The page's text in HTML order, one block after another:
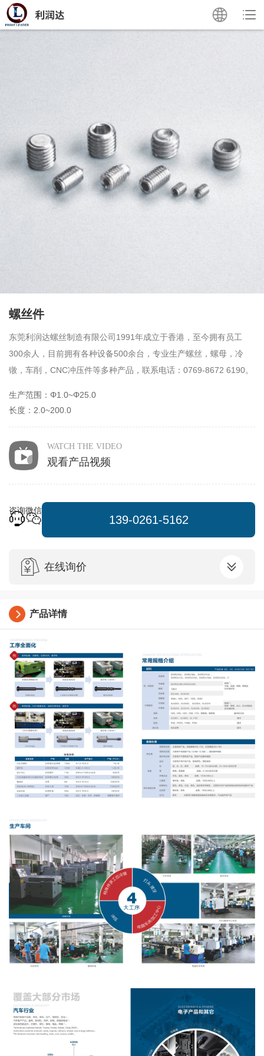
螺丝件
东莞利润达螺丝制造有限公司1991年成立于香港，至今拥有员工
300余人，目前拥有各种设备500余台，专业生产螺丝，螺母，冷
镦，车削，CNC冲压件等多种产品，联系电话：0769-8672 6190。
生产范围：Φ1.0~Φ25.0
长度：2.0~200.0
WATCH THE VIDEO
观看产品视频
咨询微信
139-0261-5162
在线询价
产品详情